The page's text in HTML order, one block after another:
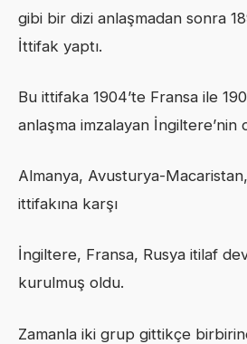
gibi bir dizi anlaşmadan sonra
İttifak yaptı.
Bu ittifaka 1904’te Fransa ile
anlaşma imzalayan İngiltere’nin
Almanya, Avusturya-
ittifakına karşı
İngiltere, Fransa, Rusya itilaf
kurulmuş oldu.
Zamanla iki grup gittikçe